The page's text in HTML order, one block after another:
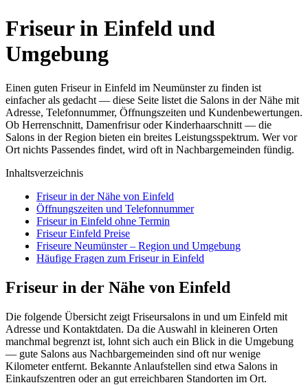
Friseur in Einfeld und
Umgebung
Einen guten Friseur in Einfeld im Neumünster zu finden ist
einfacher als gedacht — diese Seite listet die Salons in der Nähe mit
Adresse, Telefonnummer, Öffnungszeiten und Kundenbewertungen.
Ob Herrenschnitt, Damenfrisur oder Kinderhaarschnitt — die
Salons in der Region bieten ein breites Leistungsspektrum. Wer vor
Ort nichts Passendes findet, wird oft in Nachbargemeinden fündig.
Inhaltsverzeichnis
Friseur in der Nähe von Einfeld
Öffnungszeiten und Telefonnummer
Friseur in Einfeld ohne Termin
Friseur Einfeld Preise
Friseure Neumünster – Region und Umgebung
Häufige Fragen zum Friseur in Einfeld
Friseur in der Nähe von Einfeld
Die folgende Übersicht zeigt Friseursalons in und um Einfeld mit
Adresse und Kontaktdaten. Da die Auswahl in kleineren Orten
manchmal begrenzt ist, lohnt sich auch ein Blick in die Umgebung
— gute Salons aus Nachbargemeinden sind oft nur wenige
Kilometer entfernt. Bekannte Anlaufstellen sind etwa Salons in
Einkaufszentren oder an gut erreichbaren Standorten im Ort.